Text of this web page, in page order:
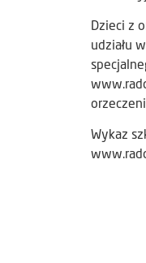
Dzieci z
udziału
Wykaz